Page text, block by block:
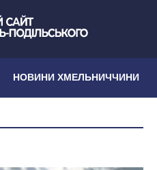
НОВИНИ ХМЕЛЬНИЧЧИНИ